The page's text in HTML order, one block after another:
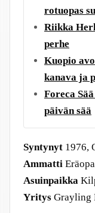
rotuopas
Riikka
perhe
Kuopio
kanava ja
Foreca
päivän sää
Syntynyt 1976,
Ammatti
Asuinpaikka
Yritys Grayling